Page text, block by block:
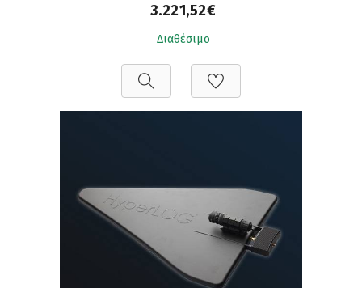
3.221,52€
Διαθέσιμο